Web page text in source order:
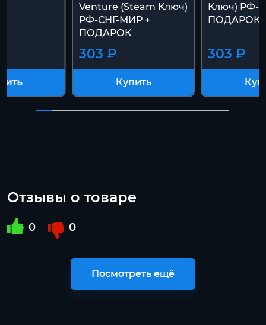
Venture (Steam Ключ)
РФ-СНГ-МИР +
ПОДАРОК
303 ₽
Купить
Ключ) РФ-
ПОДАРОК
303 ₽
Отзывы о товаре
0 0
Посмотреть ещё